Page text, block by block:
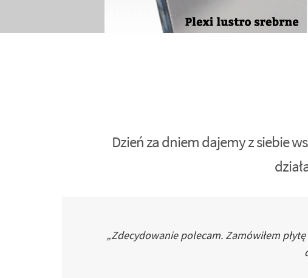
Dzień za dniem dajemy z siebie
„Zdecydowanie polecam. Zamówiłem